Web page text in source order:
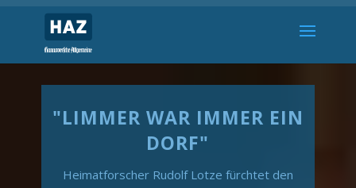
"LIMMER WAR IMMER EIN
DORF"
Heimatforscher Rudolf Lotze fürchtet den